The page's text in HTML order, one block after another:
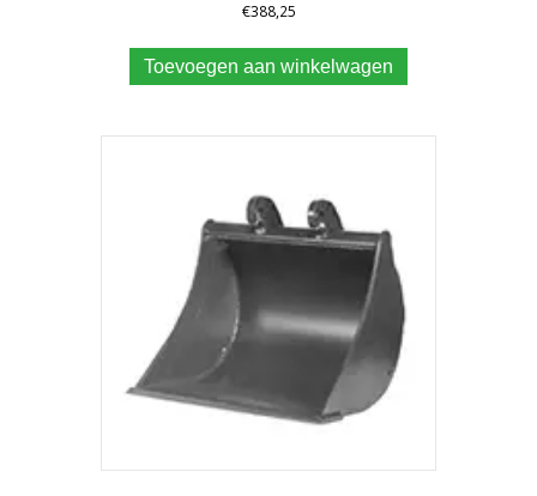
€388,25
Toevoegen aan winkelwagen